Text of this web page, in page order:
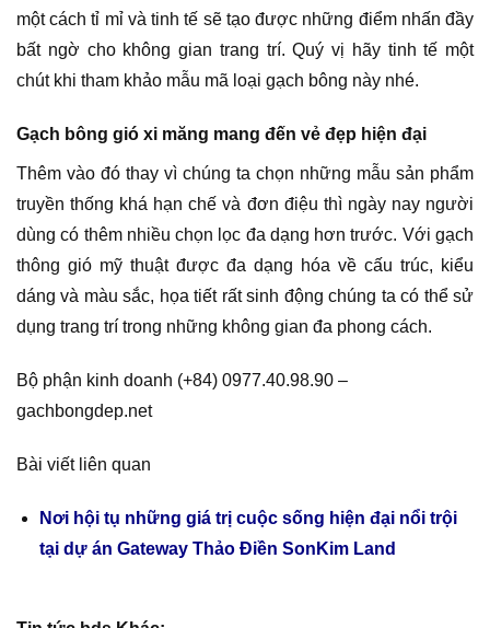
một cách tỉ mỉ và tinh tế sẽ tạo được những điểm nhấn đầy
bất ngờ cho không gian trang trí. Quý vị hãy tinh tế một
chút khi tham khảo mẫu mã loại gạch bông này nhé.
Gạch bông gió xi măng mang đến vẻ đẹp hiện đại
Thêm vào đó thay vì chúng ta chọn những mẫu sản phẩm
truyền thống khá hạn chế và đơn điệu thì ngày nay người
dùng có thêm nhiều chọn lọc đa dạng hơn trước. Với gạch
thông gió mỹ thuật được đa dạng hóa về cấu trúc, kiểu
dáng và màu sắc, họa tiết rất sinh động chúng ta có thể sử
dụng trang trí trong những không gian đa phong cách.
Bộ phận kinh doanh (+84) 0977.40.98.90 –
gachbongdep.net
Bài viết liên quan
Nơi hội tụ những giá trị cuộc sống hiện đại nổi trội
tại dự án Gateway Thảo Điền SonKim Land